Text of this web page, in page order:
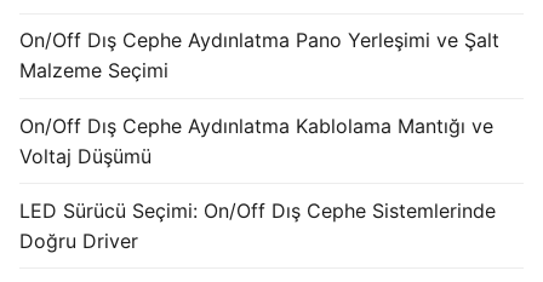
On/Off Dış Cephe Aydınlatma Pano Yerleşimi ve Şalt
Malzeme Seçimi
On/Off Dış Cephe Aydınlatma Kablolama Mantığı ve
Voltaj Düşümü
LED Sürücü Seçimi: On/Off Dış Cephe Sistemlerinde
Doğru Driver